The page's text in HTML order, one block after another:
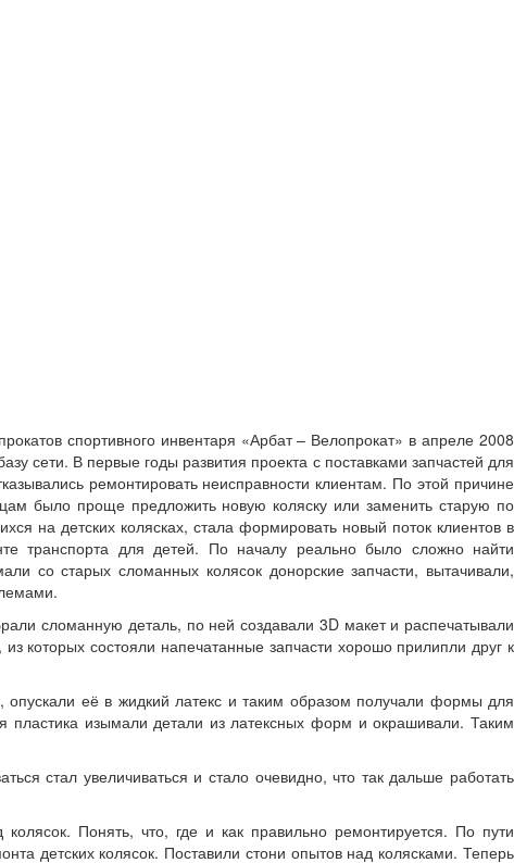
спортивного инвентаря «Арбат – Велопрокат» в апреле 2008
сети. В первые годы развития проекта с поставками запчастей для
ремонтировать неисправности клиентам. По этой причине
было проще предложить новую коляску или заменить старую по
на детских колясках, стала формировать новый поток клиентов в
транспорта для детей. По началу реально было сложно найти
со старых сломанных колясок донорские запчасти, вытачивали,
сломанную деталь, по ней создавали 3D макет и распечатывали
которых состояли напечатанные запчасти хорошо прилипли друг к
её в жидкий латекс и таким образом получали формы для
пластика изымали детали из латексных форм и окрашивали. Таким
стал увеличиваться и стало очевидно, что так дальше работать
Понять, что, где и как правильно ремонтируется. По пути
детских колясок. Поставили стони опытов над колясками. Теперь